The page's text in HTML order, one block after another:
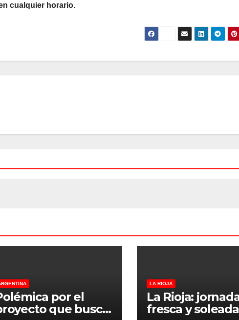
cualquier horario.
por el
que busca
LA RIOJA
La Rioja:
fresca y soleada